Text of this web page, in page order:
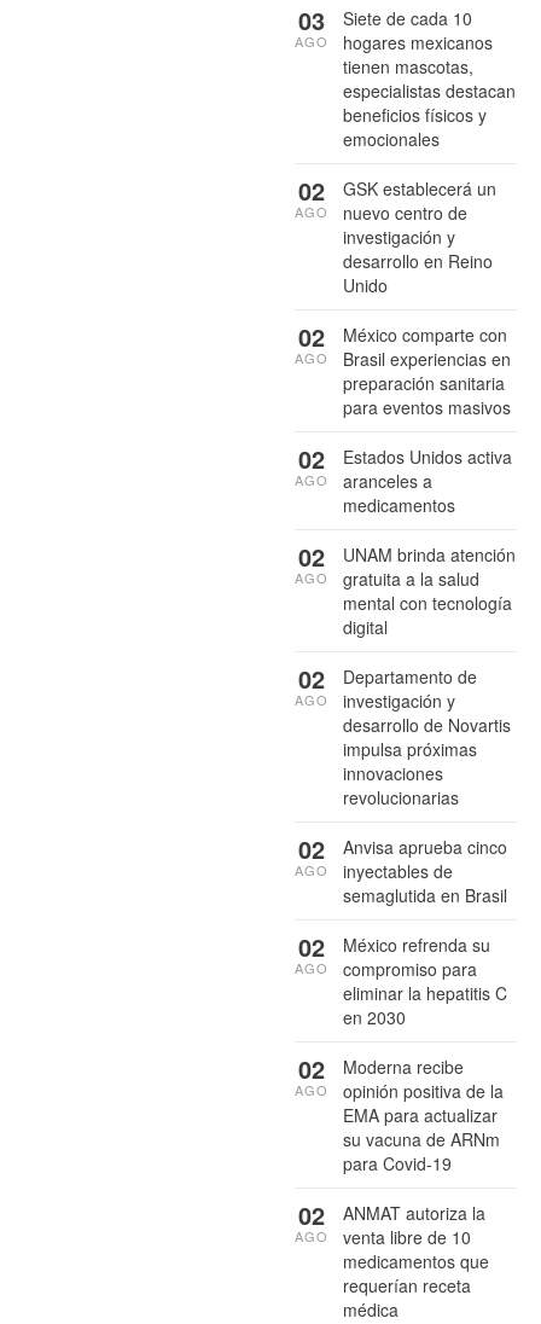
Siete de cada 10
hogares mexicanos
tienen mascotas,
especialistas destacan
beneficios físicos y
emocionales
03
AGO
GSK establecerá un
nuevo centro de
investigación y
desarrollo en Reino
Unido
02
AGO
México comparte con
Brasil experiencias en
preparación sanitaria
para eventos masivos
02
AGO
Estados Unidos activa
aranceles a
medicamentos
02
AGO
UNAM brinda atención
gratuita a la salud
mental con tecnología
digital
02
AGO
Departamento de
investigación y
desarrollo de Novartis
impulsa próximas
innovaciones
revolucionarias
02
AGO
Anvisa aprueba cinco
inyectables de
semaglutida en Brasil
02
AGO
México refrenda su
compromiso para
eliminar la hepatitis C
en 2030
02
AGO
Moderna recibe
opinión positiva de la
EMA para actualizar
su vacuna de ARNm
para Covid-19
02
AGO
ANMAT autoriza la
venta libre de 10
medicamentos que
requerían receta
médica
02
AGO